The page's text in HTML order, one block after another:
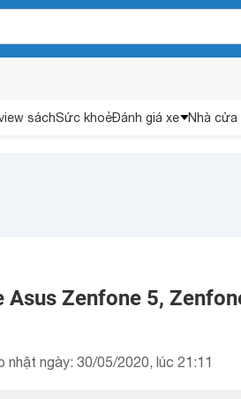
sáchSức khoẻĐánh giá xe Nhà
Asus Zenfone 5,
nhật ngày: 30/05/2020, lúc 21:11